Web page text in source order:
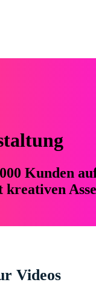
Kunden
Videos